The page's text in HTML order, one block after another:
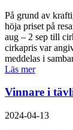
På grund av
höja priset på
aug – 2 sep till
cirkapris var
meddelas i
Läs mer
Vinnare i
2024-04-13